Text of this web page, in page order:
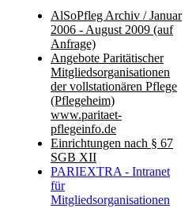
AlSoPfleg Archiv / Januar
2006 - August 2009 (auf
Anfrage)
Angebote Paritätischer
Mitgliedsorganisationen
der vollstationären Pflege
(Pflegeheim)
www.paritaet-
pflegeinfo.de
Einrichtungen nach § 67
SGB XII
PARIEXTRA - Intranet
für
Mitgliedsorganisationen